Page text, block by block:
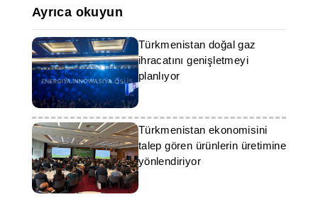
Ayrıca okuyun
Türkmenistan doğal gaz
ihracatını genişletmeyi
planlıyor
Türkmenistan ekonomisini
talep gören ürünlerin üretimine
yönlendiriyor